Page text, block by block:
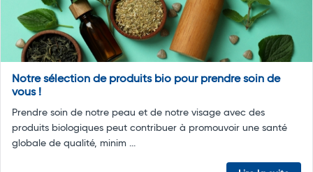
Notre sélection de produits bio pour prendre soin de
vous !
Prendre soin de notre peau et de notre visage avec des
produits biologiques peut contribuer à promouvoir une santé
globale de qualité, minim ...